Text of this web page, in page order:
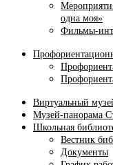
одна моя»
Фильмы-
Виртуальный
Музей-панорама
Школьная
Вестник
Документы